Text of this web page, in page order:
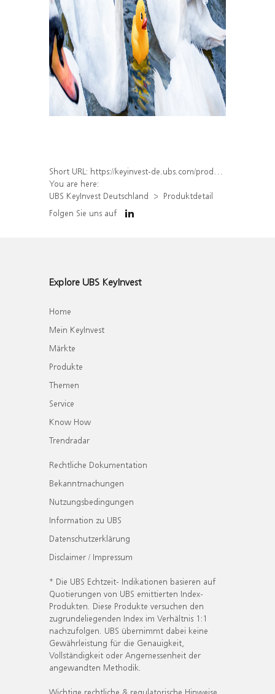
Short URL: https://keyinvest-de.ubs.com/produkt/detail/index/isin/DE000WA4P5S8
You are here:
UBS KeyInvest Deutschland
Produktdetail
Folgen Sie uns auf
Explore UBS KeyInvest
Home
Mein KeyInvest
Märkte
Produkte
Themen
Service
Know How
Trendradar
Rechtliche Dokumentation
Bekanntmachungen
Nutzungsbedingungen
Information zu UBS
Datenschutzerklärung
Disclaimer / Impressum
* Die UBS Echtzeit- Indikationen basieren auf
Quotierungen von UBS emittierten Index-
Produkten. Diese Produkte versuchen den
zugrundeliegenden Index im Verhältnis 1:1
nachzufolgen. UBS übernimmt dabei keine
Gewährleistung für die Genauigkeit,
Vollständigkeit oder Angemessenheit der
angewandten Methodik.